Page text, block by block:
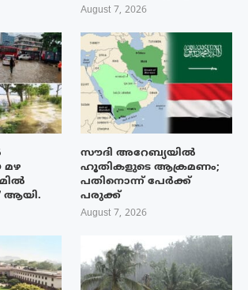
August 7, 2026
ആയി.
സൗദി അറേബ്യയിൽ
ഹൂതികളുടെ ആക്രമണം;
പതിനൊന്ന് പേർക്ക്
പരുക്ക്
August 7, 2026